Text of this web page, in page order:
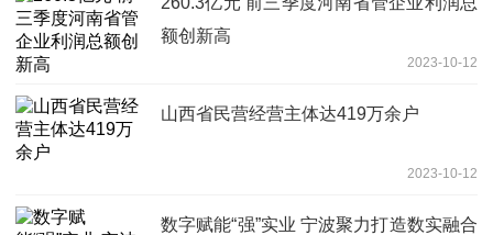
额创新高
2023-10-12
山西省民营经营主体达419万余户
2023-10-12
数字赋能“强”实业 宁波聚力打造数实融合